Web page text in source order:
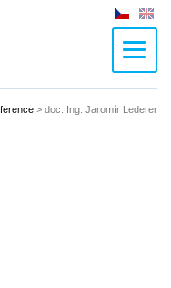
Czech
> doc. Ing. Jaromír Lederer